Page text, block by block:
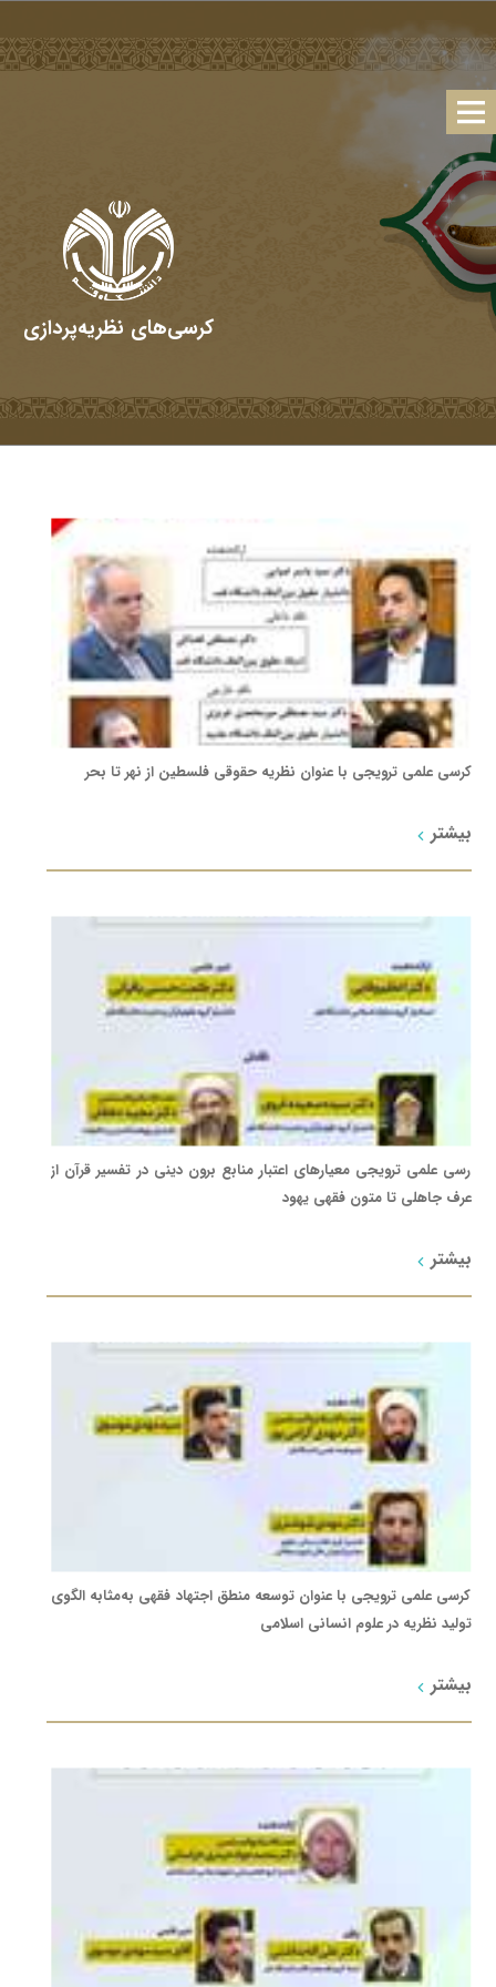
کرسی‌های نظریه‌پردازی
کرسی علمی ترویجی با عنوان نظریه حقوقی فلسطین از نهر تا بحر
بیشتر
رسی علمی ترویجی معیارهای اعتبار منابع برون دینی در تفسیر قرآن از
عرف جاهلی تا متون فقهی یهود
بیشتر
کرسی علمی ترویجی با عنوان توسعه منطق اجتهاد فقهی به‌مثابه الگوی
تولید نظریه در علوم انسانی اسلامی
بیشتر